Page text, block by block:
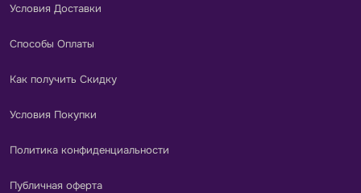
Условия Доставки
Способы Оплаты
Как получить Скидку
Условия Покупки
Политика конфиденциальности
Публичная оферта